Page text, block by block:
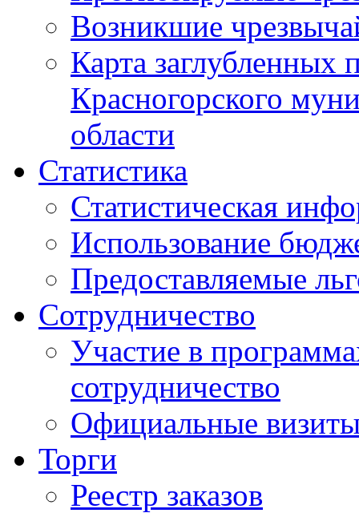
Возникшие
Карта
Красногорского
области
Статистика
Статистическая
Использование
Предоставляемые
Сотрудничество
Участие в
сотрудничество
Официальные
Торги
Реестр заказов